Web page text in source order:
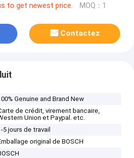
to get newest price. MOQ：1
Contactez
Genuine and Brand New
de crédit, virement bancaire,
Union et Paypal. etc.
5 jours de travail
original de BOSCH